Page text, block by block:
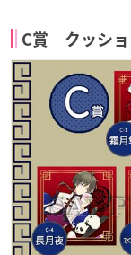
C賞 クッショ